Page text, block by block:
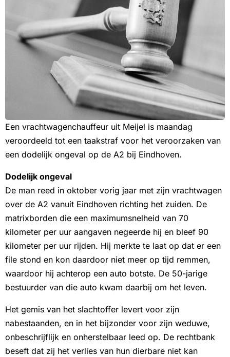
Een vrachtwagenchauffeur uit Meijel is maandag
veroordeeld tot een taakstraf voor het veroorzaken van
een dodelijk ongeval op de A2 bij Eindhoven.
Dodelijk ongeval
De man reed in oktober vorig jaar met zijn vrachtwagen
over de A2 vanuit Eindhoven richting het zuiden. De
matrixborden die een maximumsnelheid van 70
kilometer per uur aangaven negeerde hij en bleef 90
kilometer per uur rijden. Hij merkte te laat op dat er een
file stond en kon daardoor niet meer op tijd remmen,
waardoor hij achterop een auto botste. De 50-jarige
bestuurder van die auto kwam daarbij om het leven.
Het gemis van het slachtoffer levert voor zijn
nabestaanden, en in het bijzonder voor zijn weduwe,
onbeschrijflijk en onherstelbaar leed op. De rechtbank
beseft dat zij het verlies van hun dierbare niet kan